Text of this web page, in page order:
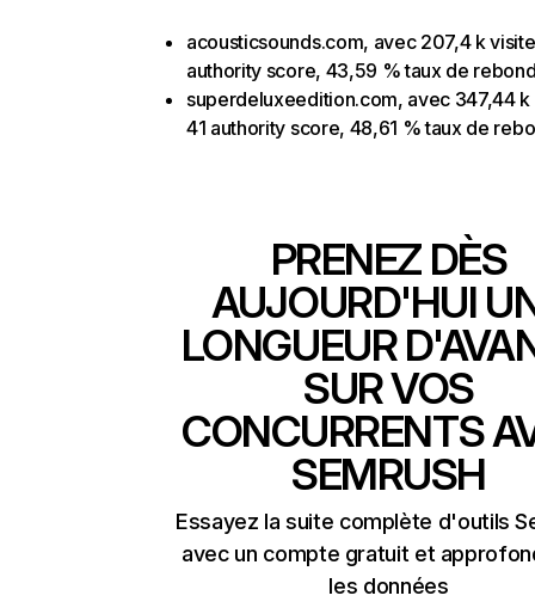
acousticsounds.com, avec 207,4 k
authority score, 43,59 % taux de
superdeluxeedition.com, avec 347,44 k
41 authority score, 48,61 % taux de
PRENEZ DÈS
AUJOURD'HUI
LONGUEUR
SUR VOS
CONCURRENTS
SEMRUSH
Essayez la suite complète d'outils
avec un compte gratuit et
les données